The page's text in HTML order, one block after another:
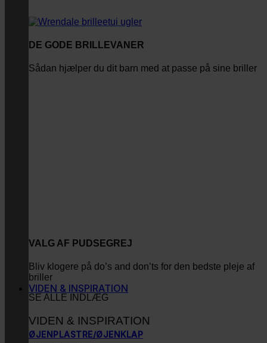
DE GODE BRILLEVANER
Sådan hjælper du dit barn med at passe på sine briller
VALG AF PUDSEGREJ
Bliv klogere på do’s and don’ts for den bedste pleje af
briller
SE ALLE INDLÆG
VIDEN & INSPIRATION
VIDEN & INSPIRATION
ØJENPLASTRE/ØJENKLAP